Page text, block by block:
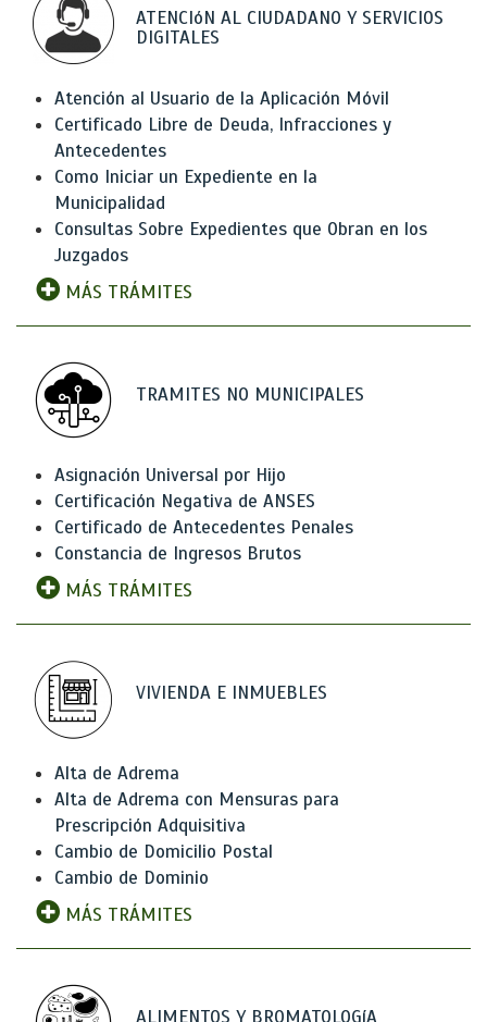
ATENCIóN AL CIUDADANO Y SERVICIOS
DIGITALES
Atención al Usuario de la Aplicación Móvil
Certificado Libre de Deuda, Infracciones y
Antecedentes
Como Iniciar un Expediente en la
Municipalidad
Consultas Sobre Expedientes que Obran en los
Juzgados
MÁS TRÁMITES
TRAMITES NO MUNICIPALES
Asignación Universal por Hijo
Certificación Negativa de ANSES
Certificado de Antecedentes Penales
Constancia de Ingresos Brutos
MÁS TRÁMITES
VIVIENDA E INMUEBLES
Alta de Adrema
Alta de Adrema con Mensuras para
Prescripción Adquisitiva
Cambio de Domicilio Postal
Cambio de Dominio
MÁS TRÁMITES
ALIMENTOS Y BROMATOLOGíA